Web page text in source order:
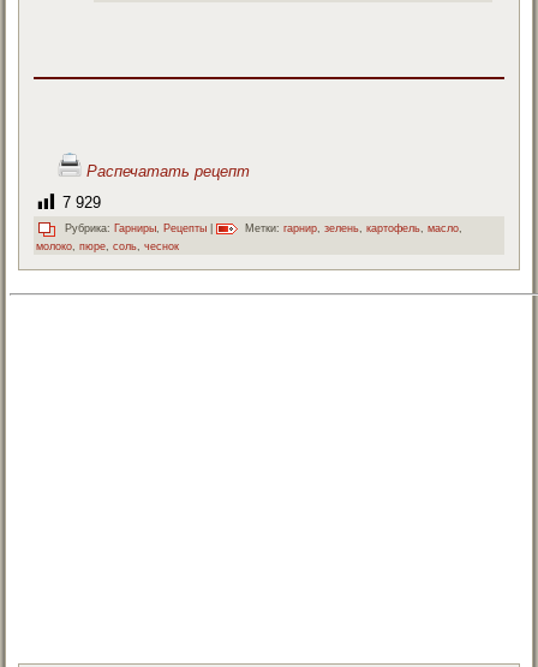
Распечатать рецепт
7 929
Рубрика: Гарниры, Рецепты Метки: гарнир,зелень,картофель,масло,
молоко,пюре,соль,чеснок